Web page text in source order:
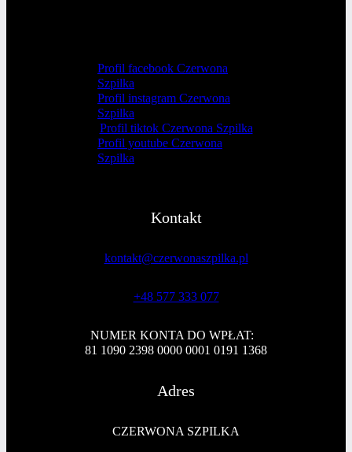
Profil facebook Czerwona
Szpilka
Profil instagram Czerwona
Szpilka
Profil tiktok Czerwona Szpilka
Profil youtube Czerwona
Szpilka
Kontakt
kontakt@czerwonaszpilka.pl
+48 577 333 077
NUMER KONTA DO WPŁAT:
81 1090 2398 0000 0001 0191 1368
Adres
CZERWONA SZPILKA